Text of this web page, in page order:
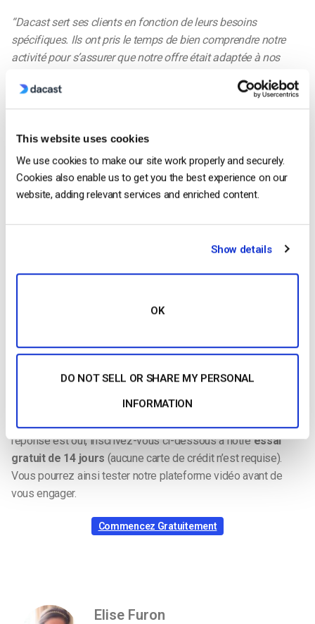
This website uses cookies
We use cookies to make our site work properly and securely.
Cookies also enable us to get you the best experience on our
website, adding relevant services and enriched content.
Show details
OK
DO NOT SELL OR SHARE MY PERSONAL
INFORMATION
“Dacast sert ses clients en fonction de leurs besoins
spécifiques. Ils ont pris le temps de bien comprendre notre
activité pour s’assurer que notre offre était adaptée à nos
Publicité vidéo
“Dacast prend en charge la publicité vidéo, ce qui nous
revenus.
Facile à utiliser
“Dacast est très convivial. Nous pouvons télécharger et gérer
les paramètres très rapidement. La plateforme Dacast devrait
et à mettre à jour.
chaque fois que nous avons besoin d’eux, ce qui est
extrêmement précieux pour nous”,conclut M. Giacaman.
Enfin, votre entreprise est-elle prête à profiter de nos
solutions
réponse est oui, inscrivez-vous ci-dessous à notreessai
gratuit de 14 jours (aucune carte de crédit n’est requise).
Vous pourrez ainsi tester notre plateforme vidéo avant de
vous engager.
Commencez Gratuitement
Elise Furon